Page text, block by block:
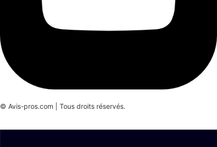
© Avis-pros.com | Tous droits réservés.